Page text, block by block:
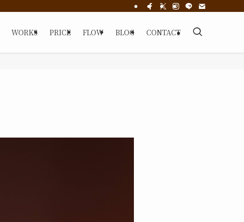
WORKS PRICE FLOW BLOG CONTACT